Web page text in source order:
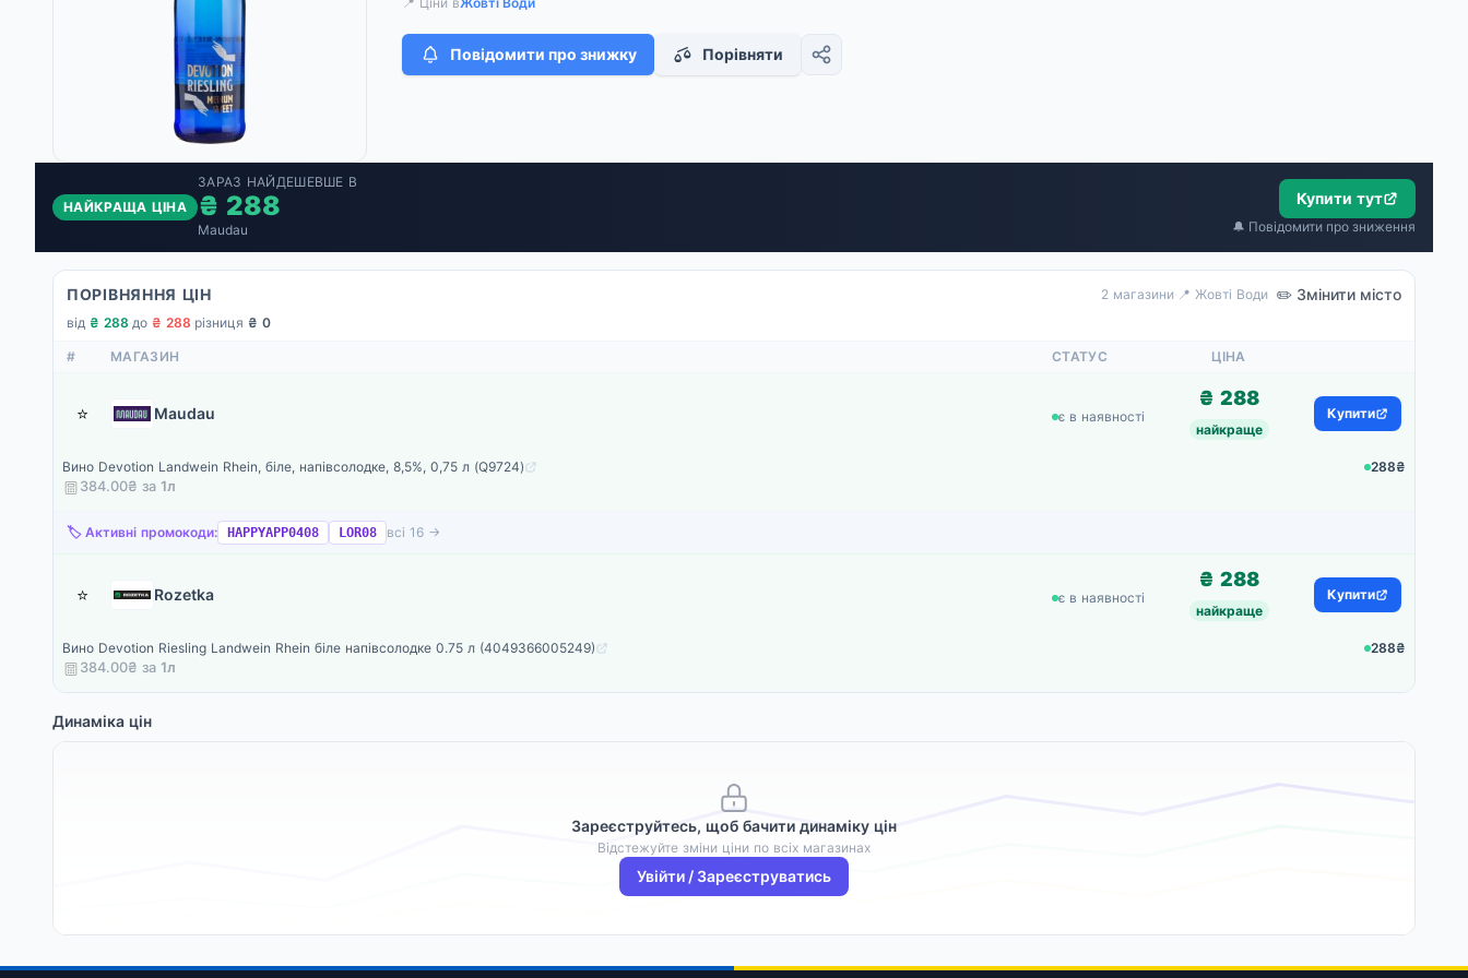
Повідомити про знижку Порівняти
НАЙКРАЩА ЦІНА
ЗАРАЗ НАЙДЕШЕВШЕ В
₴ 288
Maudau
Купити тут
🔔 Повідомити про зниження
ПОРІВНЯННЯ ЦІН 2 магазини· 📍 Жовті Води ✏️ Змінити місто
від ₴ 288·до ₴ 288·різниця ₴ 0
# МАГАЗИН СТАТУС ЦІНА
⭐ Maudau є в наявності
₴ 288
найкраще
Купити
Вино Devotion Landwein Rhein, біле, напівсолодке, 8,5%, 0,75 л (Q9724)
288₴
384.00₴ за 1л
🏷️ Активні промокоди: HAPPYAPP0408 LOR08 всі 16 →
⭐ Rozetka є в наявності
₴ 288
найкраще
Купити
Вино Devotion Riesling Landwein Rhein біле напівсолодке 0.75 л (4049366005249)
288₴
384.00₴ за 1л
Динаміка цін
Зареєструйтесь, щоб бачити динаміку цін
Відстежуйте зміни ціни по всіх магазинах
Увійти / Зареєструватись